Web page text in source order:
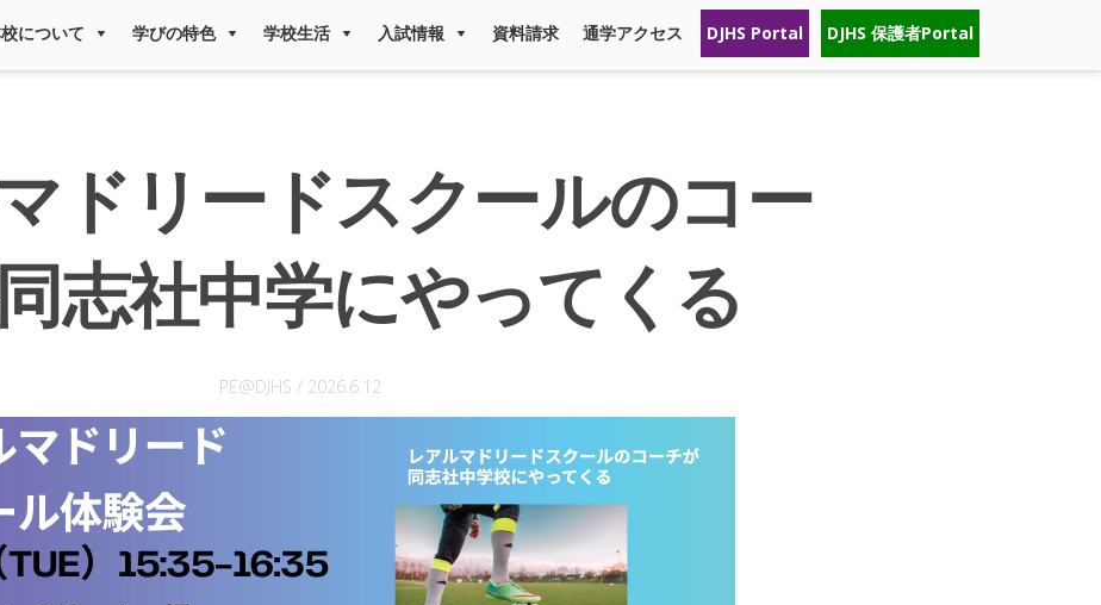
について 学びの特色 学校生活 入試情報 資料請求 通学アクセス DJHS Portal DJHS 保護者Portal
ドリードスクールのコー
志社中学にやってくる
PE@DJHS / 2026.6.12